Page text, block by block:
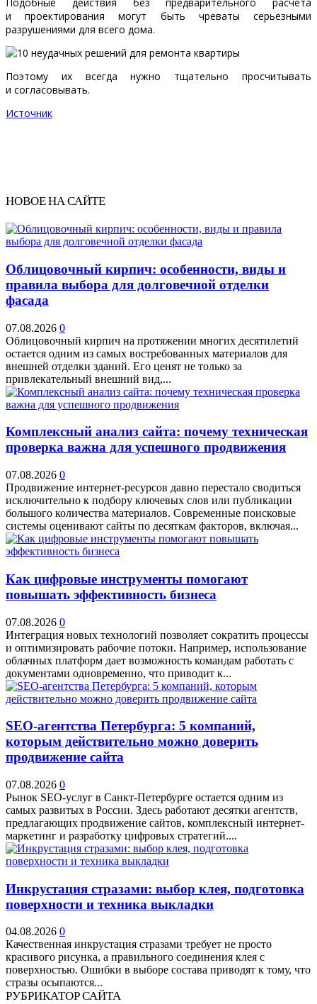
и проектирования могут быть чреваты серьезными
разрушениями для всего дома.
Поэтому их всегда нужно тщательно просчитывать
и согласовывать.
Источник
НОВОЕ НА САЙТЕ
Облицовочный кирпич: особенности, виды и
правила выбора для долговечной отделки
фасада
07.08.2026 0
Облицовочный кирпич на протяжении многих десятилетий
остается одним из самых востребованных материалов для
внешней отделки зданий. Его ценят не только за
привлекательный внешний вид,...
Комплексный анализ сайта: почему техническая
проверка важна для успешного продвижения
07.08.2026 0
Продвижение интернет-ресурсов давно перестало сводиться
исключительно к подбору ключевых слов или публикации
большого количества материалов. Современные поисковые
системы оценивают сайты по десяткам факторов, включая...
Как цифровые инструменты помогают
повышать эффективность бизнеса
07.08.2026 0
Интеграция новых технологий позволяет сократить процессы
и оптимизировать рабочие потоки. Например, использование
облачных платформ дает возможность командам работать с
документами одновременно, что приводит к...
SEO-агентства Петербурга: 5 компаний,
которым действительно можно доверить
продвижение сайта
07.08.2026 0
Рынок SEO-услуг в Санкт-Петербурге остается одним из
самых развитых в России. Здесь работают десятки агентств,
предлагающих продвижение сайтов, комплексный интернет-
маркетинг и разработку цифровых стратегий....
Инкрустация стразами: выбор клея, подготовка
поверхности и техника выкладки
04.08.2026 0
Качественная инкрустация стразами требует не просто
красивого рисунка, а правильного соединения клея с
поверхностью. Ошибки в выборе состава приводят к тому, что
стразы осыпаются...
РУБРИКАТОР САЙТА